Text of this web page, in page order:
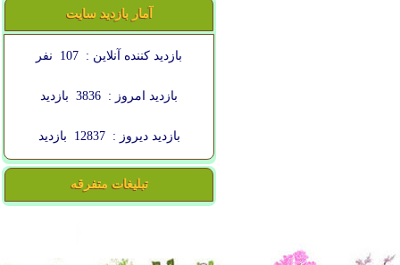
آمار بازدید سایت
بازدید کننده آنلاین : 107 نفر
بازدید امروز : 3836 بازدید
بازدید دیروز : 12837 بازدید
تبلیغات متفرقه